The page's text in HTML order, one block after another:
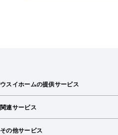
ウスイホームの提供サービス
関連サービス
その他サービス